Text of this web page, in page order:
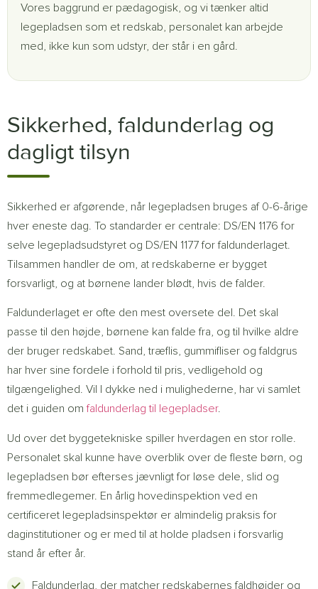
Vores baggrund er pædagogisk, og vi tænker altid
legepladsen som et redskab, personalet kan arbejde
med, ikke kun som udstyr, der står i en gård.
Sikkerhed, faldunderlag og
dagligt tilsyn
Sikkerhed er afgørende, når legepladsen bruges af 0-6-årige
hver eneste dag. To standarder er centrale: DS/EN 1176 for
selve legepladsudstyret og DS/EN 1177 for faldunderlaget.
Tilsammen handler de om, at redskaberne er bygget
forsvarligt, og at børnene lander blødt, hvis de falder.
Faldunderlaget er ofte den mest oversete del. Det skal
passe til den højde, børnene kan falde fra, og til hvilke aldre
der bruger redskabet. Sand, træflis, gummifliser og faldgrus
har hver sine fordele i forhold til pris, vedligehold og
tilgængelighed. Vil I dykke ned i mulighederne, har vi samlet
det i guiden omfaldunderlag til legepladser.
Ud over det byggetekniske spiller hverdagen en stor rolle.
Personalet skal kunne have overblik over de fleste børn, og
legepladsen bør efterses jævnligt for løse dele, slid og
fremmedlegemer. En årlig hovedinspektion ved en
certificeret legepladsinspektør er almindelig praksis for
daginstitutioner og er med til at holde pladsen i forsvarlig
stand år efter år.
Faldunderlag, der matcher redskabernes faldhøjder og